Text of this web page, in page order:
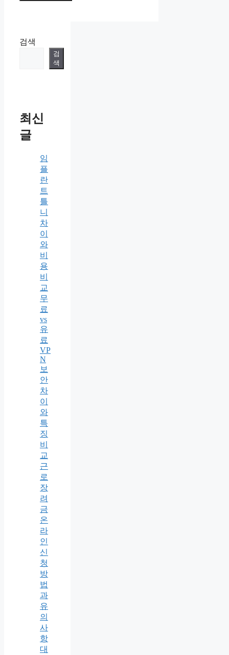
검색
검
색
최신
글
임
플
란
트
틀
니
차
이
와
비
용
비
교
무
료
vs
유
료
VP
N
보
안
차
이
와
특
징
비
교
근
로
장
려
금
온
라
인
신
청
방
법
과
유
의
사
항
대